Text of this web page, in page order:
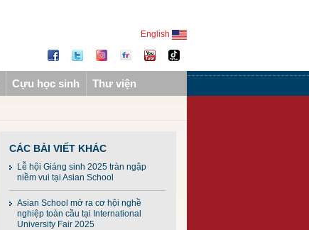
English
Cựu học sinh Thư viện
CÁC BÀI VIẾT KHÁC
Lễ hội Giáng sinh 2025 tràn ngập
niềm vui tại Asian School
Asian School mở ra cơ hội nghề
nghiệp toàn cầu tại International
University Fair 2025